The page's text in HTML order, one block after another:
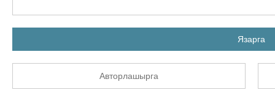
Язарга
Авторлашырга